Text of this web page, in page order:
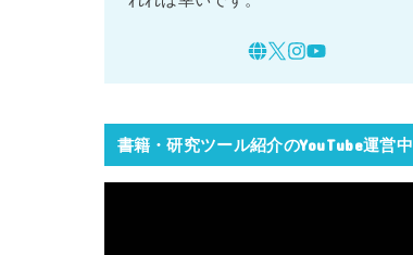
書籍・研究ツール紹介のYouTube運営中